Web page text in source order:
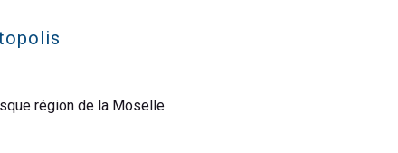
région de la Moselle